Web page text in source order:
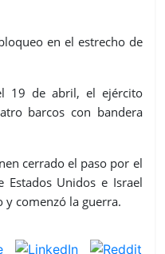
en el estrecho de
19 de abril, el ejército
barcos con bandera
cerrado el paso por el
Estados Unidos e Israel
y comenzó la guerra.